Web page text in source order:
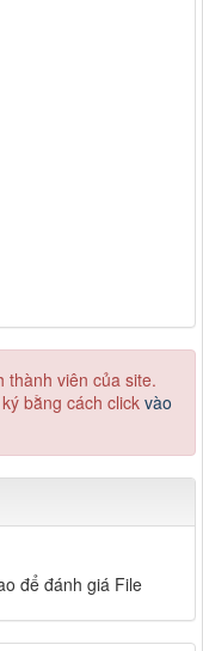
thành viên của site.
bằng cách click vào
để đánh giá File